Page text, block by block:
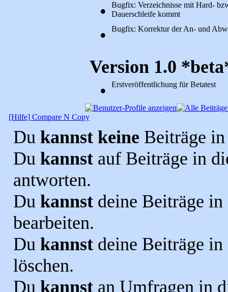
•
Bugfix: Verzeichnisse mit Hard-
Dauerschleife kommt
• Bugfix: Korrektur der An- und
Version 1.0
•
Erstveröffentlichung für Betatest
[Hilfe] Compare N Copy
Du kannst keine Beiträge
Du kannst auf Beiträge in
antworten.
Du kannst deine Beiträge
bearbeiten.
Du kannst deine Beiträge
löschen.
Du kannst an Umfragen in